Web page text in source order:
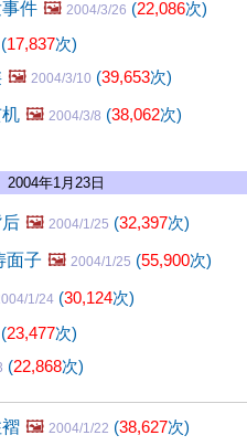
件 🖼️ 2004/3/26 (22,086次)
(17,837次)
🖼️ 2004/3/10 (39,653次)
🖼️ 2004/3/8 (38,062次)
2004年1月23日
🖼️ 2004/1/25 (32,397次)
面子 🖼️ 2004/1/25 (55,900次)
1/24 (30,124次)
(23,477次)
(22,868次)
🖼️ 2004/1/22 (38,627次)